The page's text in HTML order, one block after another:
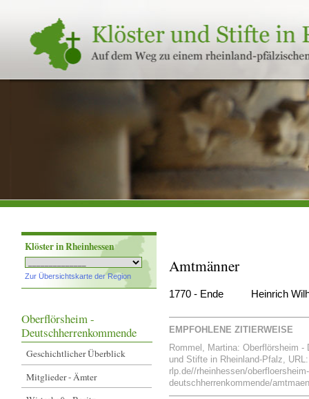
Klöster
und
Stifte
in
Rheinland-
Klöster in Rheinhessen
Zur Übersichtskarte der Region
Oberflörsheim -
Deutschherrenkommende
Geschichtlicher Überblick
Mitglieder - Ämter
Amtmänner
1770 - Ende Heinrich
EMPFOHLENE ZITIERWEISE
Rommel, Martina: Oberflörsheim
und Stifte in Rheinland-Pfalz, URL:
rlp.de//rheinhessen/oberfloersheim-
deutschherrenkommende/